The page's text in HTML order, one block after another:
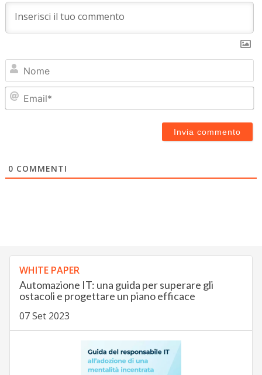
0 COMMENTI
WHITE PAPER
Automazione IT: una guida per superare gli
ostacoli e progettare un piano efficace
07 Set 2023